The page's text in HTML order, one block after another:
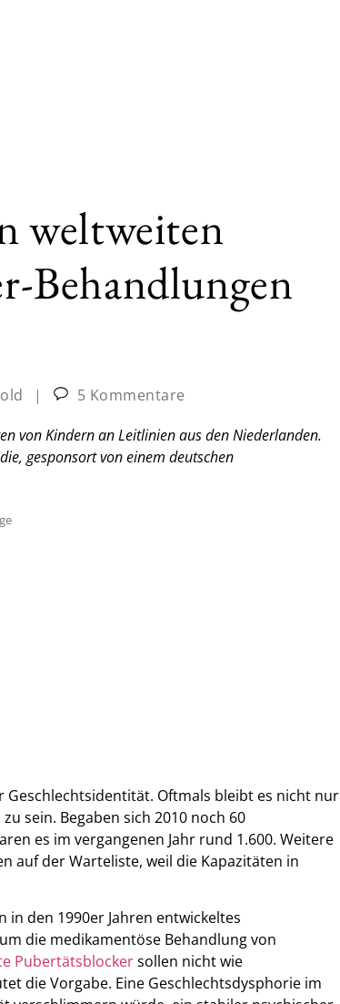
weltweiten
Behandlungen
|
5 Kommentare
von Kindern an Leitlinien aus den Niederlanden.
gesponsort von einem deutschen
Oftmals bleibt es nicht nur
sein. Begaben sich 2010 noch 60
es im vergangenen Jahr rund 1.600. Weitere
auf der Warteliste, weil die Kapazitäten in
den 1990er Jahren entwickeltes
die medikamentöse Behandlung von
Pubertätsblockersollen nicht wie
die Vorgabe. Eine Geschlechtsdysphorie im